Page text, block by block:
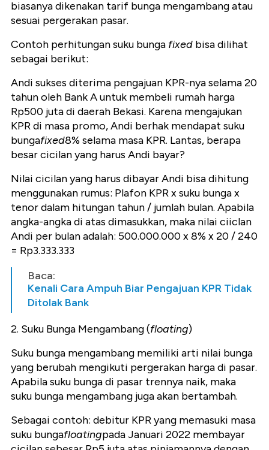
biasanya dikenakan tarif bunga mengambang atau
sesuai pergerakan pasar.
Contoh perhitungan suku bunga fixed bisa dilihat
sebagai berikut:
Andi sukses diterima pengajuan KPR-nya selama 20
tahun oleh Bank A untuk membeli rumah harga
Rp500 juta di daerah Bekasi. Karena mengajukan
KPR di masa promo, Andi berhak mendapat suku
bungafixed8% selama masa KPR. Lantas, berapa
besar cicilan yang harus Andi bayar?
Nilai cicilan yang harus dibayar Andi bisa dihitung
menggunakan rumus: Plafon KPR x suku bunga x
tenor dalam hitungan tahun / jumlah bulan. Apabila
angka-angka di atas dimasukkan, maka nilai ciiclan
Andi per bulan adalah: 500.000.000 x 8% x 20 / 240
= Rp3.333.333
Baca:
Kenali Cara Ampuh Biar Pengajuan KPR Tidak
Ditolak Bank
2. Suku Bunga Mengambang (floating)
Suku bunga mengambang memiliki arti nilai bunga
yang berubah mengikuti pergerakan harga di pasar.
Apabila suku bunga di pasar trennya naik, maka
suku bunga mengambang juga akan bertambah.
Sebagai contoh: debitur KPR yang memasuki masa
suku bungafloatingpada Januari 2022 membayar